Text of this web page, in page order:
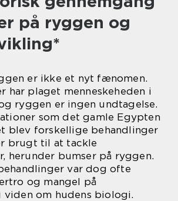
på ryggen og
er ikke et nyt fænomen.
har plaget menneskeheden i
ryggen er ingen undtagelse.
som det gamle Egypten
blev forskellige behandlinger
brugt til at tackle
herunder bumser på ryggen.
var dog ofte
og mangel på
viden om hudens biologi.